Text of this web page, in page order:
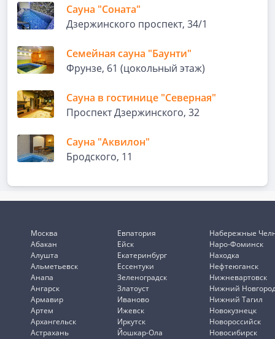
Сауна "Соната"
Дзержинского проспект, 34/1
Семейная сауна "Баунти"
Фрунзе, 61 (цокольный этаж)
Сауна в гостинице "Северная"
Проспект Дзержинского, 32
Сауна "Аквилон"
Бродского, 11
Москва
Абакан
Алушта
Альметьевск
Анапа
Ангарск
Армавир
Артем
Архангельск
Астрахань
Евпатория
Ейск
Екатеринбург
Ессентуки
Зеленоградск
Златоуст
Иваново
Ижевск
Иркутск
Йошкар-Ола
Набережные
Наро-Фоминск
Находка
Нефтеюганск
Нижневартовск
Нижний
Нижний Тагил
Новокузнецк
Новороссийск
Новосибирск